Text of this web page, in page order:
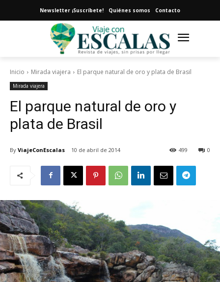
Newsletter ¡Suscríbete! Quiénes somos Contacto
Inicio Mirada viajera El parque natural de oro y plata de Brasil
Mirada viajera
El parque natural de oro y
plata de Brasil
By ViajeConEscalas 10 de abril de 2014 0
499